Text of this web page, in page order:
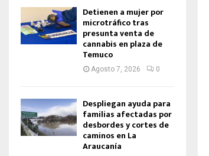
Detienen a mujer por
microtráfico tras
presunta venta de
cannabis en plaza de
Temuco
Agosto 7, 2026 0
Despliegan ayuda para
familias afectadas por
desbordes y cortes de
caminos en La
Araucanía